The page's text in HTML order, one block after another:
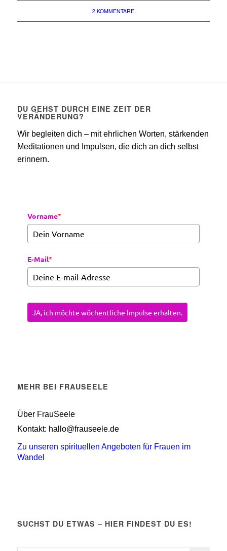
2 KOMMENTARE
DU GEHST DURCH EINE ZEIT DER
VERÄNDERUNG?
Wir begleiten dich – mit ehrlichen Worten, stärkenden
Meditationen und Impulsen, die dich an dich selbst
erinnern.
Vorname*
E-Mail*
JA, ich möchte wöchentliche Impulse erhalten.
MEHR BEI FRAUSEELE
Über FrauSeele
Kontakt: hallo@frauseele.de
Zu unseren spirituellen Angeboten für Frauen im
Wandel
SUCHST DU ETWAS – HIER FINDEST DU ES!